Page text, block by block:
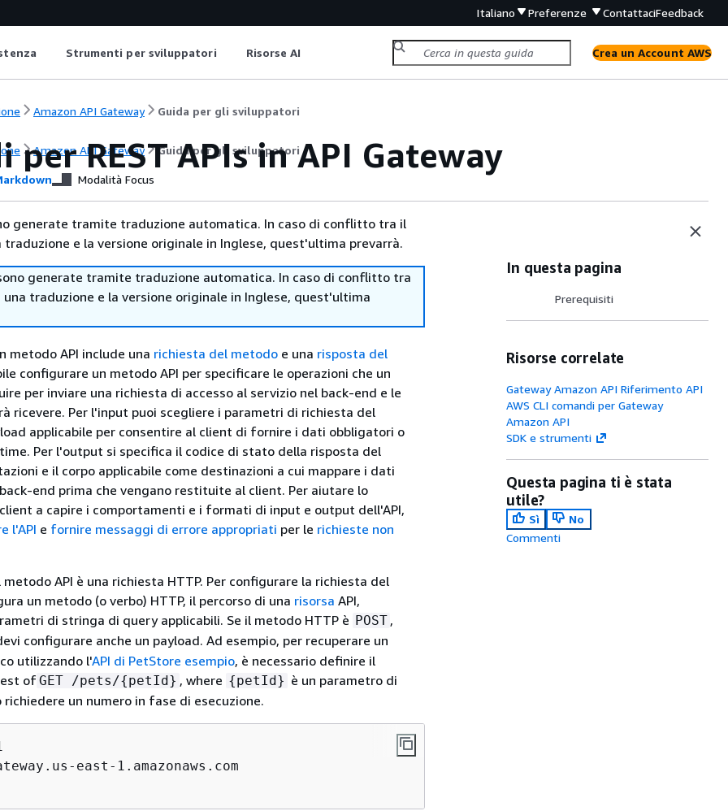
Italiano Preferenze ContattaciFeedback
Strumenti per sviluppatori Risorse AI Crea un Account AWS
Amazon API Gateway Guida per gli sviluppatori
Amazon API Gateway Guida per gli sviluppatori
per REST APIs in API Gateway
Modalità Focus
generate tramite traduzione automatica. In caso di conflitto tra il
e la versione originale in Inglese, quest'ultima prevarrà.
generate tramite traduzione automatica. In caso di conflitto tra
traduzione e la versione originale in Inglese, quest'ultima
metodo API include una richiesta del metodo e una risposta del
configurare un metodo API per specificare le operazioni che un
per inviare una richiesta di accesso al servizio nel back-end e le
ricevere. Per l'input puoi scegliere i parametri di richiesta del
applicabile per consentire al client di fornire i dati obbligatori o
Per l'output si specifica il codice di stato della risposta del
e il corpo applicabile come destinazioni a cui mappare i dati
end prima che vengano restituite al client. Per aiutare lo
a capire i comportamenti e i formati di input e output dell'API,
l'API e fornire messaggi di errore appropriati per le richieste non
API è una richiesta HTTP. Per configurare la richiesta del
un metodo (o verbo) HTTP, il percorso di una risorsa API,
di stringa di query applicabili. Se il metodo HTTP è POST ,
configurare anche un payload. Ad esempio, per recuperare un
utilizzando l'API di PetStore esempio, è necessario definire il
of GET /pets/{petId} , where {petId} è un parametro di
richiedere un numero in fase di esecuzione.
east-1.amazonaws.com
In questa pagina
Prerequisiti
Risorse correlate
Gateway Amazon API Riferimento API
AWS CLI comandi per Gateway
Amazon API
SDK e strumenti
Questa pagina ti è stata
utile?
Sì
No
Commenti